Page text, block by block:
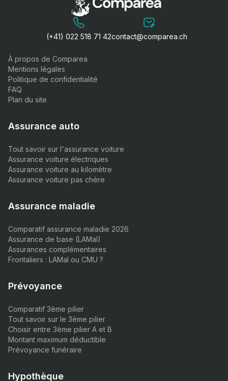
(+41) 022 518 71 42contact@comparea.ch
À propos de Comparea
Mentions légales
Politique de confidentialité
FAQ
Plan du site
Assurance auto
Tout savoir sur l'assurance voiture
Assurance voiture électriques
Assurance voiture au kilomètre
Assurance voiture pas chère
Assurance maladie
Comparatif assurance maladie 2026
Assurance de base (LAMal)
Assurances complémentaires
Frontaliers : LAMal ou CMU ?
Prévoyance
Comparatif 3ème pilier
Tout savoir sur le 3ème pilier
Choisir entre 3ème pilier A et B
Montant maximum déductible
Prévoyance funéraire
Hypothèque